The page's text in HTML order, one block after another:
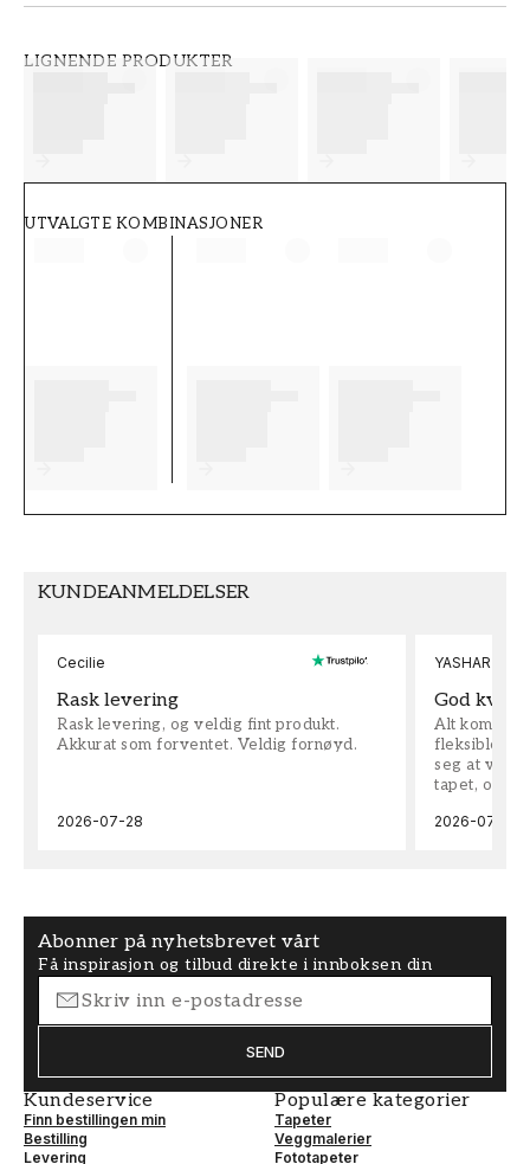
LIGNENDE PRODUKTER
UTVALGTE KOMBINASJONER
KUNDEANMELDELSER
Cecilie
Rask levering
Rask levering, og veldig fint produkt.
Akkurat som forventet. Veldig fornøyd.
2026-07-28
YASHAR
God
Alt kom
fleksible på
seg at vi
tapet, og
2026-07-04
Abonner på nyhetsbrevet vårt
Få inspirasjon og tilbud direkte i innboksen din
SEND
Kundeservice
Finn bestillingen min
Bestilling
Levering
Populære kategorier
Tapeter
Veggmalerier
Fototapeter